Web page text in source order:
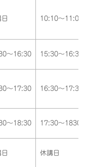
10:10～11:00
～16:30 15:30～16:30
～17:30 16:30～17:30
～18:30 17:30～1830
休講日